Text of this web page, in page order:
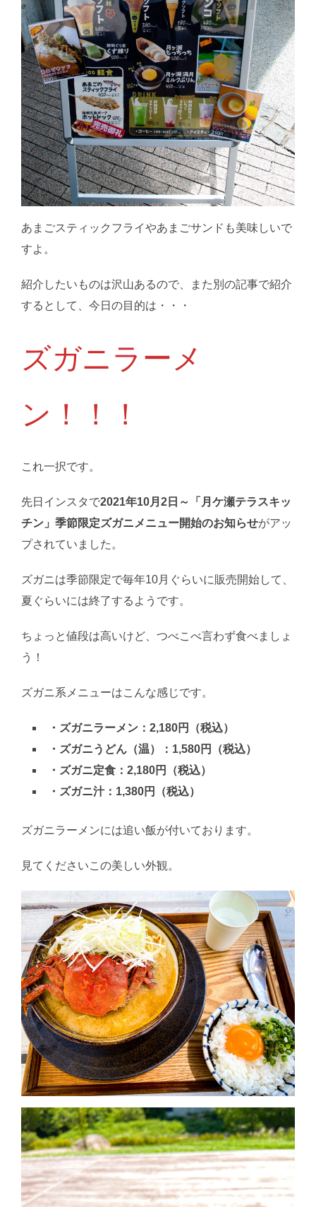
あまごスティックフライやあまごサンドも美味しいで
すよ。
紹介したいものは沢山あるので、また別の記事で紹介
するとして、今日の目的は・・・
ズガニラーメ
ン！！！
これ一択です。
先日インスタで2021年10月2日～「月ケ瀬テラスキッ
チン」季節限定ズガニメニュー開始のお知らせがアッ
プされていました。
ズガニは季節限定で毎年10月ぐらいに販売開始して、
夏ぐらいには終了するようです。
ちょっと値段は高いけど、つべこべ言わず食べましょ
う！
ズガニ系メニューはこんな感じです。
・ズガニラーメン：2,180円（税込）
・ズガニうどん（温）：1,580円（税込）
・ズガニ定食：2,180円（税込）
・ズガニ汁：1,380円（税込）
ズガニラーメンには追い飯が付いております。
見てくださいこの美しい外観。